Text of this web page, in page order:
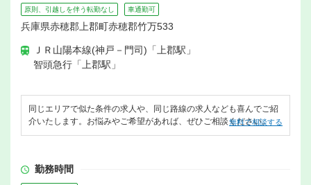
原則、引越しを伴う転勤なし 車通勤可
兵庫県赤穂郡上郡町赤穂郡竹万533
ＪＲ山陽本線(神戸－門司)「上郡駅」
智頭急行「上郡駅」
同じエリアで似た条件の求人や、同じ路線の求人なども喜んでご紹
介いたします。お悩みやご希望があれば、ぜひご相談ください。
無料で相談する
勤務時間